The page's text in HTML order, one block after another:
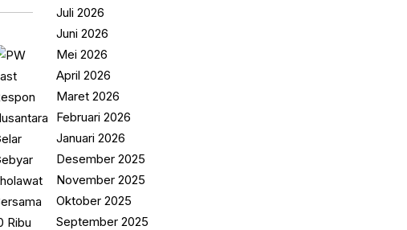
Juli 2026
Juni 2026
Mei 2026
April 2026
Maret 2026
Februari 2026
Januari 2026
Desember 2025
November 2025
Oktober 2025
September 2025